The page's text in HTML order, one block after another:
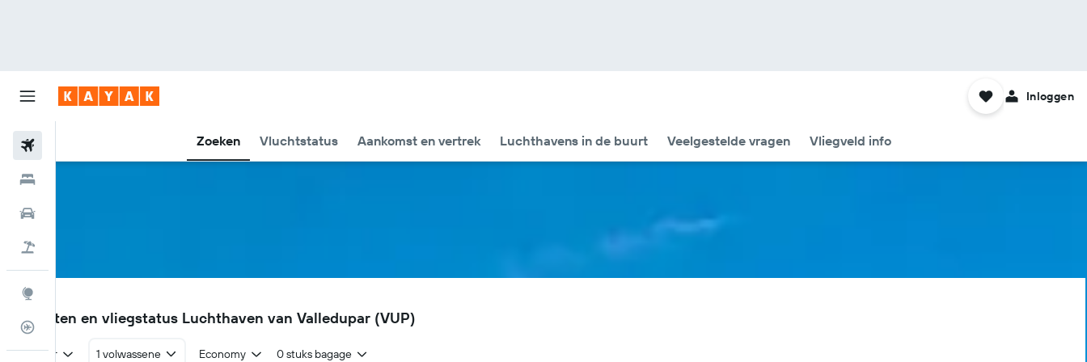
Zoeken Vluchtstatus Aankomst en vertrek Luchthavens in de buurt Veelgestelde vragen Vliegveld info
Inloggen
Vluchtstatus info
VUP
Vluchten en vliegstatus Luchthaven van Valledupar (VUP)
Retour 1 volwassene Economy 0 stuks bagage